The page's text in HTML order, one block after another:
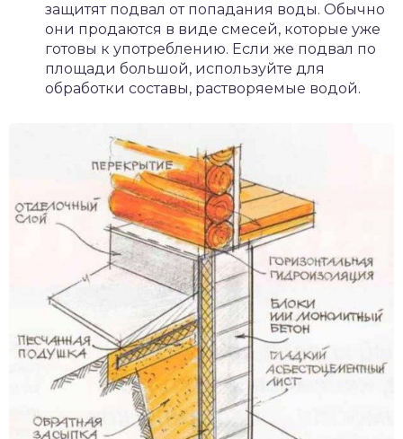
защитят подвал от попадания воды. Обычно
они продаются в виде смесей, которые уже
готовы к употреблению. Если же подвал по
площади большой, используйте для
обработки составы, растворяемые водой.